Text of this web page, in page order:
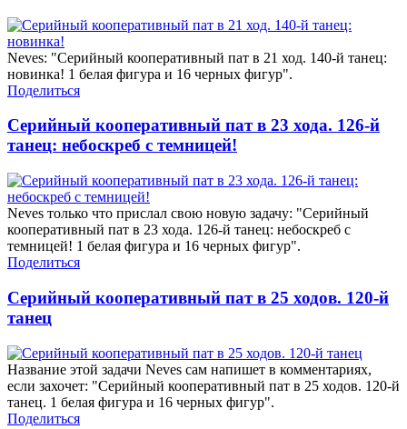
Neves: "Серийный кооперативный пат в 21 ход. 140-й танец:
новинка! 1 белая фигура и 16 черных фигур".
Поделиться
Серийный кооперативный пат в 23 хода. 126-й
танец: небоскреб с темницей!
Neves только что прислал свою новую задачу: "Серийный
кооперативный пат в 23 хода. 126-й танец: небоскреб с
темницей! 1 белая фигура и 16 черных фигур".
Поделиться
Серийный кооперативный пат в 25 ходов. 120-й
танец
Название этой задачи Neves сам напишет в комментариях,
если захочет: "Серийный кооперативный пат в 25 ходов. 120-й
танец. 1 белая фигура и 16 черных фигур".
Поделиться